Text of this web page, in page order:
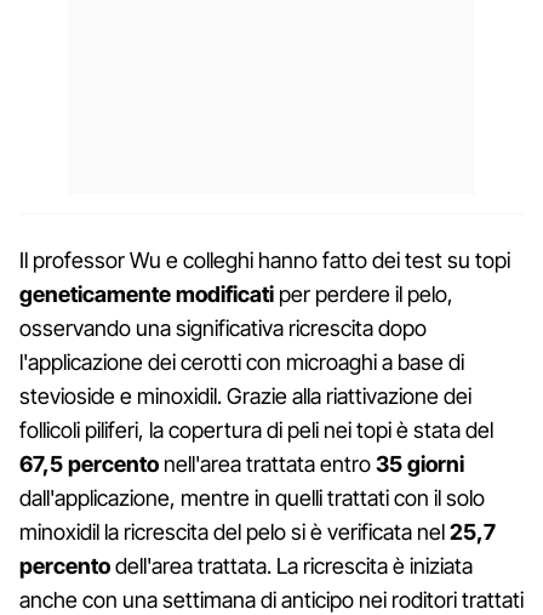
Il professor Wu e colleghi hanno fatto dei test su topi
geneticamente modificati per perdere il pelo,
osservando una significativa ricrescita dopo
l'applicazione dei cerotti con microaghi a base di
stevioside e minoxidil. Grazie alla riattivazione dei
follicoli piliferi, la copertura di peli nei topi è stata del
67,5 percento nell'area trattata entro35 giorni
dall'applicazione, mentre in quelli trattati con il solo
minoxidil la ricrescita del pelo si è verificata nel25,7
percentodell'area trattata. La ricrescita è iniziata
anche con una settimana di anticipo nei roditori trattati